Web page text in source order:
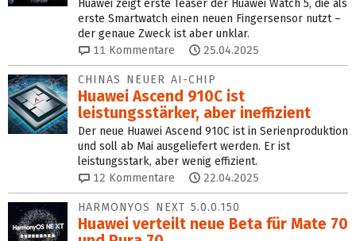
Huawei zeigt erste Teaser der Huawei Watch 5, die als
erste Smartwatch einen neuen Fingersensor nutzt –
der genaue Zweck ist aber unklar.
11 Kommentare 25.04.2025
CHINAS NEUER AI-CHIP
Huawei Ascend 910C ist
leistungsstärker, aber ineffizient
Der neue Huawei Ascend 910C ist in Serienproduktion
und soll ab Mai ausgeliefert werden. Er ist
leistungsstark, aber wenig effizient.
12 Kommentare 22.04.2025
HARMONYOS NEXT 5.0.0.150
Huawei verteilt neue Beta für Mate 70